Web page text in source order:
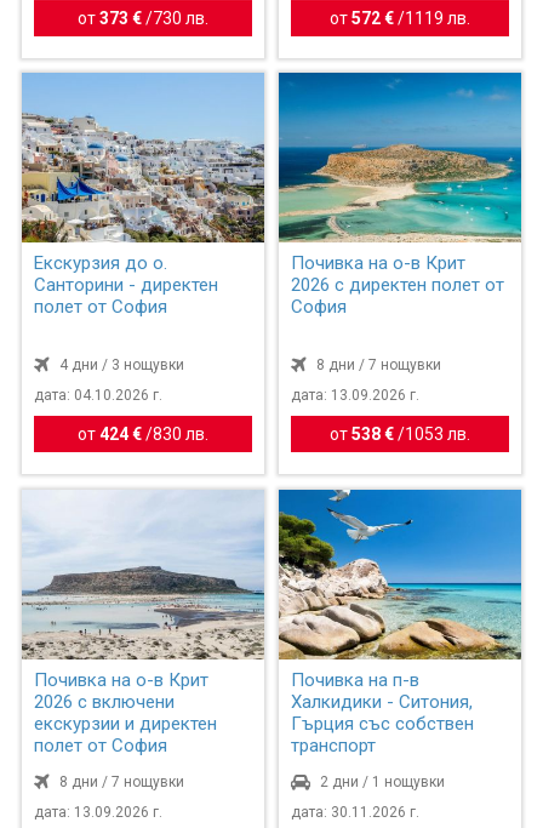
от373 € / 730 лв. от572 €/ 1119 лв.
Екскурзия до о.
Санторини - директен
полет от София
4 дни / 3 нощувки
дата: 04.10.2026 г.
от424 € /830 лв.
Почивка на о-в Крит
2026 с директен полет от
София
8 дни / 7 нощувки
дата: 13.09.2026 г.
от538 €/ 1053 лв.
Почивка на о-в Крит
2026 с включени
екскурзии и директен
полет от София
8 дни / 7 нощувки
дата: 13.09.2026 г.
Почивка на п-в
Халкидики - Ситония,
Гърция със собствен
транспорт
2 дни / 1 нощувки
дата: 30.11.2026 г.